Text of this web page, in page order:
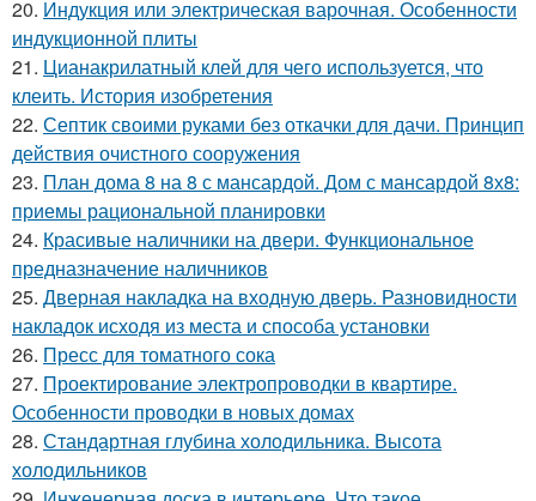
20. Индукция или электрическая варочная. Особенности
индукционной плиты
21. Цианакрилатный клей для чего используется, что
клеить. История изобретения
22. Септик своими руками без откачки для дачи. Принцип
действия очистного сооружения
23. План дома 8 на 8 с мансардой. Дом с мансардой 8х8:
приемы рациональной планировки
24. Красивые наличники на двери. Функциональное
предназначение наличников
25. Дверная накладка на входную дверь. Разновидности
накладок исходя из места и способа установки
26. Пресс для томатного сока
27. Проектирование электропроводки в квартире.
Особенности проводки в новых домах
28. Стандартная глубина холодильника. Высота
холодильников